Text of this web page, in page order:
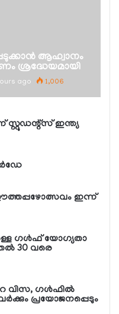
ആഹ്വാനം
ശ്രദ്ധേയമായി
ago 1,006
സ്റ്റുഡന്റ്‌സ് ഇന്ത്യ
ഇന്ന്
ഗള്‍ഫ് യോഗ്യതാ
30 വരെ
ഉംറ വിസ, ഗള്‍ഫില്‍
പ്രയോജനപ്പെടും